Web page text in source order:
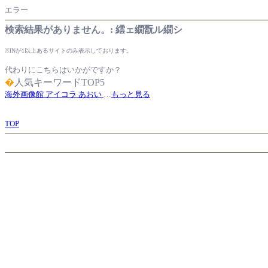
エラー
検索結果がありません。: 繧ェ繝翫ル繝シ
※INが1以上あるサイトのみ表示しております。
代わりにこちらはいかがですか？
� 人気キーワードTOP5
海外画像館 アイコラ あおい … もっと見る
TOP